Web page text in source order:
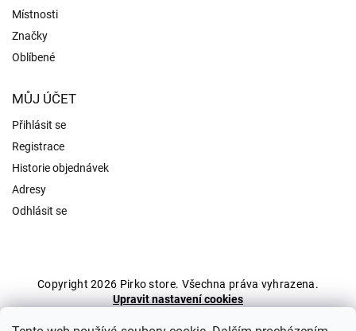
Místnosti
Značky
Oblíbené
MŮJ ÚČET
Přihlásit se
Registrace
Historie objednávek
Adresy
Odhlásit se
Copyright 2026 Pirko store. Všechna práva vyhrazena.
Upravit nastavení cookies